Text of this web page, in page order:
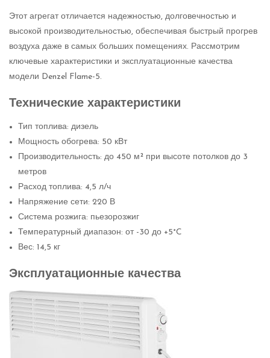
Этот агрегат отличается надежностью, долговечностью и
высокой производительностью, обеспечивая быстрый прогрев
воздуха даже в самых больших помещениях. Рассмотрим
ключевые характеристики и эксплуатационные качества
модели Denzel Flame-5.
Технические характеристики
Тип топлива: дизель
Мощность обогрева: 50 кВт
Производительность: до 450 м² при высоте потолков до 3
метров
Расход топлива: 4,5 л/ч
Напряжение сети: 220 В
Система розжига: пьезорозжиг
Температурный диапазон: от -30 до +5°C
Вес: 14,5 кг
Эксплуатационные качества